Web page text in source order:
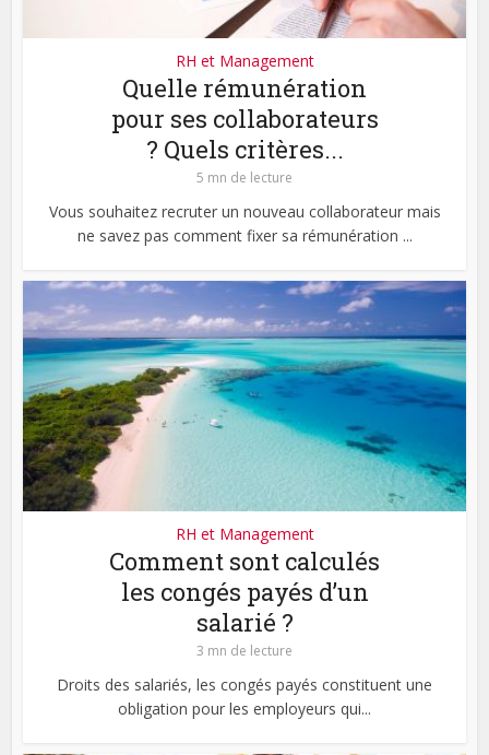
RH et Management
Quelle rémunération
pour ses collaborateurs
? Quels critères...
5 mn de lecture
Vous souhaitez recruter un nouveau collaborateur mais
ne savez pas comment fixer sa rémunération ...
RH et Management
Comment sont calculés
les congés payés d’un
salarié ?
3 mn de lecture
Droits des salariés, les congés payés constituent une
obligation pour les employeurs qui...